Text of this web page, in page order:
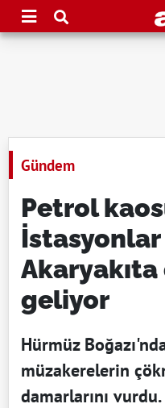
Gündem
Petrol
Akaryakıta
geliyor
Hürmüz
müzakerelerin
damarlarını